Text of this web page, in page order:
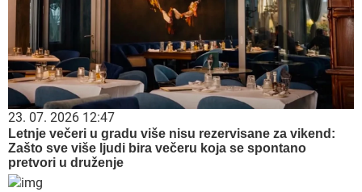
23. 07. 2026 12:47
Letnje večeri u gradu više nisu rezervisane za vikend:
Zašto sve više ljudi bira večeru koja se spontano
pretvori u druženje